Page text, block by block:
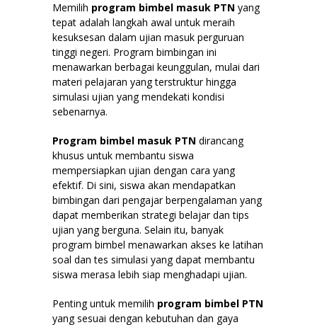
Memilih program bimbel masuk PTN yang
tepat adalah langkah awal untuk meraih
kesuksesan dalam ujian masuk perguruan
tinggi negeri. Program bimbingan ini
menawarkan berbagai keunggulan, mulai dari
materi pelajaran yang terstruktur hingga
simulasi ujian yang mendekati kondisi
sebenarnya.
Program bimbel masuk PTN dirancang
khusus untuk membantu siswa
mempersiapkan ujian dengan cara yang
efektif. Di sini, siswa akan mendapatkan
bimbingan dari pengajar berpengalaman yang
dapat memberikan strategi belajar dan tips
ujian yang berguna. Selain itu, banyak
program bimbel menawarkan akses ke latihan
soal dan tes simulasi yang dapat membantu
siswa merasa lebih siap menghadapi ujian.
Penting untuk memilih program bimbel PTN
yang sesuai dengan kebutuhan dan gaya